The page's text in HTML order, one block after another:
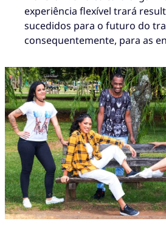
experiência flexível trará
sucedidos para o futuro do
consequentemente, para as